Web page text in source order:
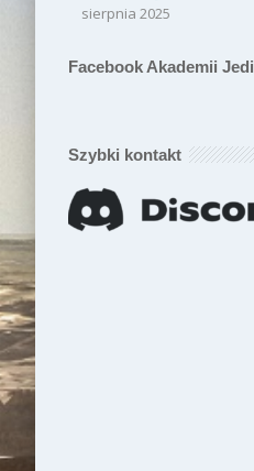
sierpnia 2025
Facebook Akademii Jedi
Szybki kontakt